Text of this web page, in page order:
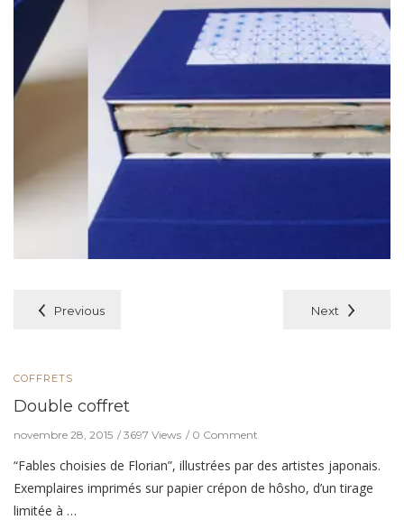
Previous Next
COFFRETS
Double coffret
novembre 28, 2015 3697 Views 0 Comment
“Fables choisies de Florian”, illustrées par des artistes japonais.
Exemplaires imprimés sur papier crépon de hôsho, d’un tirage
limitée à …